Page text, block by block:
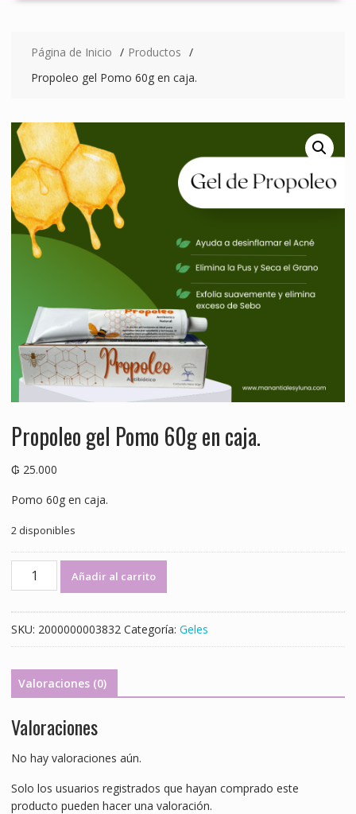
Página de Inicio
Productos
Propoleo gel Pomo 60g en caja.
Propoleo gel Pomo 60g en caja.
₲ 25.000
Pomo 60g en caja.
2 disponibles
Propoleo
en
cantidad
Añadir al carrito
SKU: 2000000003832 Categoría: Geles
Valoraciones (0)
Valoraciones
No hay valoraciones aún.
Solo los usuarios registrados que hayan comprado este
producto pueden hacer una valoración.